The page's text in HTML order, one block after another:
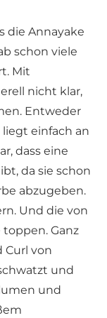
die Annayake
schon viele
Mit
nicht klar,
Entweder
einfach an
dass eine
da sie schon
abzugeben.
Und die von
Ganz
Curl von
und
und